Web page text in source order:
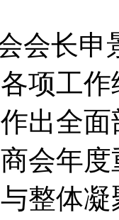
会长申
项工
出全
会年
整体